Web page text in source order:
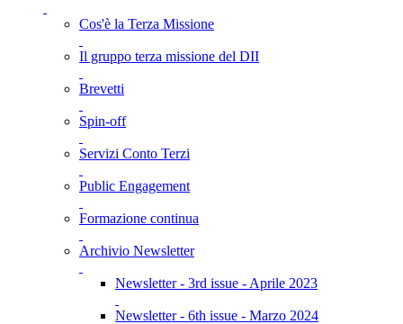
Cos'è la Terza Missione
Il gruppo terza missione del DII
Brevetti
Spin-off
Servizi Conto Terzi
Public Engagement
Formazione continua
Archivio Newsletter
Newsletter - 3rd issue - Aprile 2023
Newsletter - 6th issue - Marzo 2024